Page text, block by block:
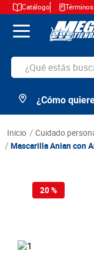
Catálogo
¿Qué estás
TÉRMINOS
2.
arroz
4.
cafe
¿Cómo
cuidado
Mascarilla Anian con
20 %